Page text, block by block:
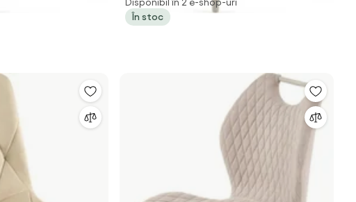
Disponibil în 2 e-shop-uri
În stoc